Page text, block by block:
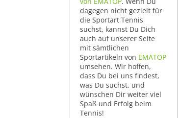
dagegen nicht gezielt für
die Sportart Tennis
suchst, kannst Du Dich
auch auf unserer Seite
mit sämtlichen
Sportartikeln von EMATOP
umsehen. Wir hoffen,
dass Du bei uns findest,
was Du suchst, und
wünschen Dir weiter viel
Spaß und Erfolg beim
Tennis!